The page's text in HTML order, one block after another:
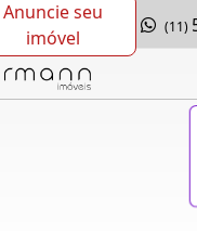
Anuncie seu
imóvel
(11)